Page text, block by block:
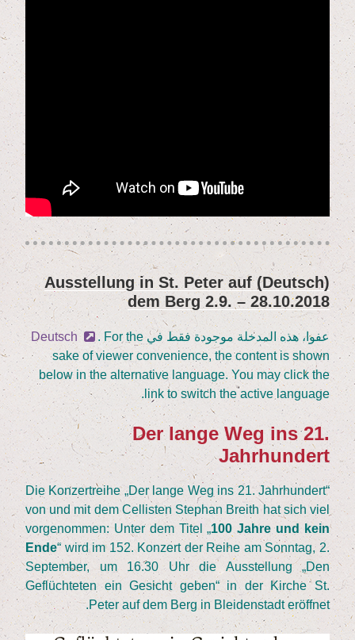
نُشر
في
(Deutsch) Aus­stel­lung in St. Peter auf
dem Berg 2.9. –28.10.2018
عفوا، هذه المدخلة موجودة فقط في Deutsch
. For the
sake of view­er con­ve­ni­ence, the con­tent is shown
below in the alter­na­ti­ve lan­guage. You may click the
link to switch the acti­ve language.
Der lan­ge Weg ins21.
Jahrhundert
Die Kon­zert­rei­he„Der lan­ge Weg ins21. Jahr­hun­dert“
von und mit dem Cel­lis­ten Ste­phan Breith hat sich viel
vor­ge­nom­men: Unter dem Titel„100 Jah­re und kein
Ende“ wird im 152. Kon­zert der Rei­he am Sonn­tag, 2.
Sep­tem­ber, um 16.30 Uhr die Aus­stel­lung„Den
Geflüch­te­ten ein Gesicht geben“ in der Kir­che St.
Peter auf dem Berg in Blei­den­stadt eröffnet.